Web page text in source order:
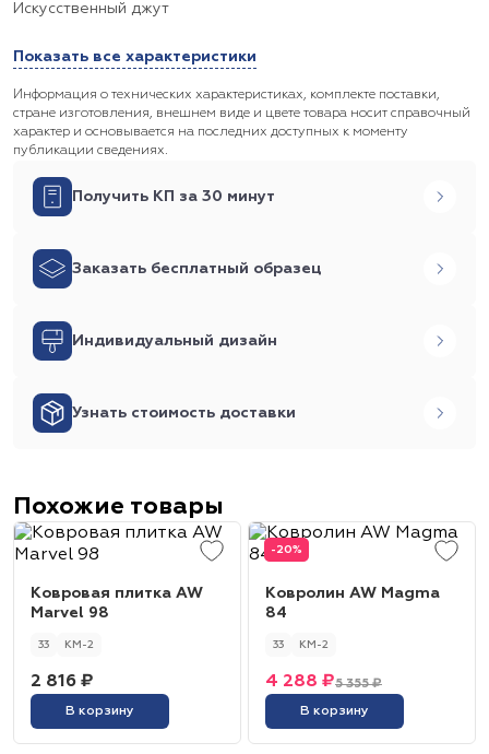
Искусственный джут
Показать все характеристики
Информация о технических характеристиках, комплекте поставки,
стране изготовления, внешнем виде и цвете товара носит справочный
характер и основывается на последних доступных к моменту
публикации сведениях.
Получить КП за 30 минут
Заказать бесплатный образец
Индивидуальный дизайн
Узнать стоимость доставки
Похожие товары
Ковровая плитка AW
Marvel 98
33 КМ-2
2 816 ₽
В корзину
-20%
Ковролин AW Magma
84
33 КМ-2
5 355 ₽
4 288 ₽
В корзину